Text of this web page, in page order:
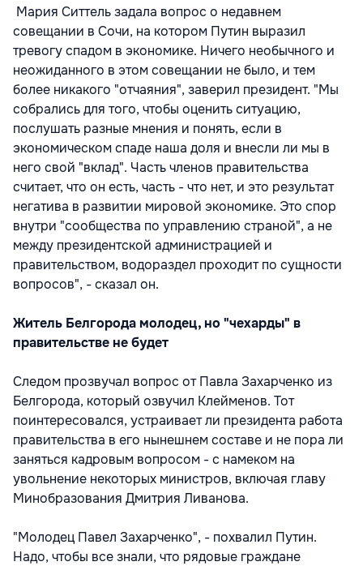
Мария Ситтель задала вопрос о недавнем
совещании в Сочи, на котором Путин выразил
тревогу спадом в экономике. Ничего необычного и
неожиданного в этом совещании не было, и тем
более никакого "отчаяния", заверил президент. "Мы
собрались для того, чтобы оценить ситуацию,
послушать разные мнения и понять, если в
экономическом спаде наша доля и внесли ли мы в
него свой "вклад". Часть членов правительства
считает, что он есть, часть - что нет, и это результат
негатива в развитии мировой экономике. Это спор
внутри "сообщества по управлению страной", а не
между президентской администрацией и
правительством, водораздел проходит по сущности
вопросов", - сказал он.
Житель Белгорода молодец, но "чехарды" в
правительстве не будет
Следом прозвучал вопрос от Павла Захарченко из
Белгорода, который озвучил Клейменов. Тот
поинтересовался, устраивает ли президента работа
правительства в его нынешнем составе и не пора ли
заняться кадровым вопросом - с намеком на
увольнение некоторых министров, включая главу
Минобразования Дмитрия Ливанова.
"Молодец Павел Захарченко", - похвалил Путин.
Надо, чтобы все знали, что рядовые граждане